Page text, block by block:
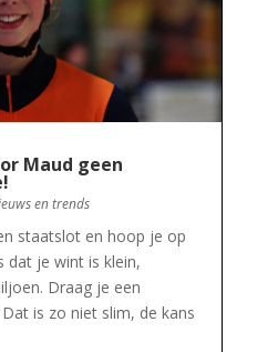
Maud geen
en trends
staatslot en hoop je op
dat je wint is klein,
Draag je een
is zo niet slim, de kans